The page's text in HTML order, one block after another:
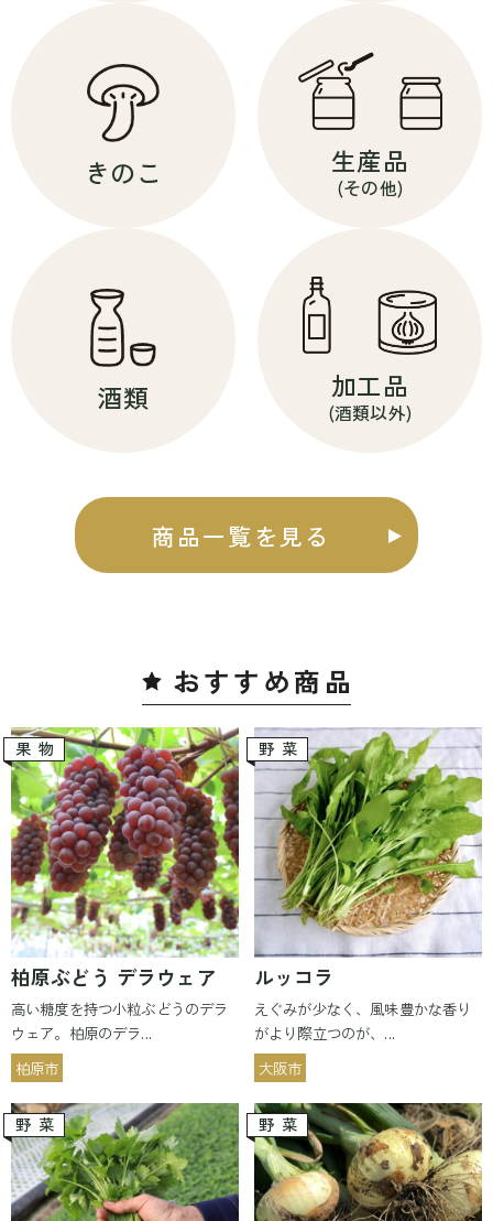
きのこ 生産品
(その他)
酒類 加工品
(酒類以外)
商品一覧を見る
おすすめ商 品
柏原ぶどう デラウェア
高い糖度を持つ小粒ぶどうのデラ
ウェア。柏原のデラ...
柏原市
果物
ルッコラ
えぐみが少なく、風味豊かな香り
がより際立つのが、...
大阪市
野菜
野菜 野菜